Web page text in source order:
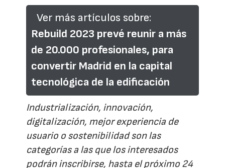
Ver más artículos sobre:
Rebuild 2023 prevé reunir a más
de 20.000 profesionales, para
convertir Madrid en la capital
tecnológica de la edificación
Industrialización, innovación,
digitalización, mejor experiencia de
usuario o sostenibilidad son las
categorías a las que los interesados
podrán inscribirse, hasta el próximo 24